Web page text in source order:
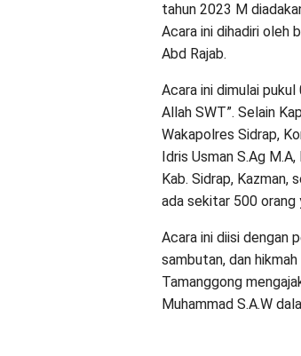
tahun 2023 M
Acara ini dihadiri oleh
Abd Rajab.
Acara ini dimulai
Allah SWT”. Selain
Wakapolres Sidrap,
Idris Usman S.Ag
Kab. Sidrap, Kazman,
ada sekitar 500 orang
Acara ini diisi dengan
sambutan, dan
Tamanggong
Muhammad S.A.W